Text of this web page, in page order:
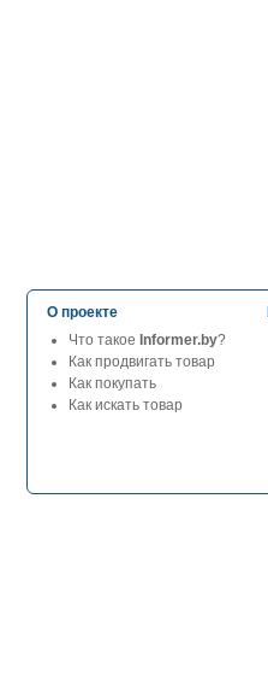
О проекте
Что такое Informer.by?
Как продвигать товар
Как покупать
Как искать товар